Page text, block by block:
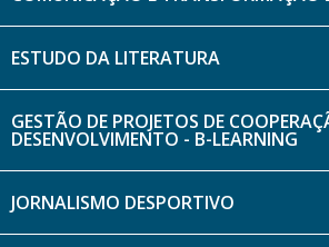
ESTUDO DA LITERATURA
GESTÃO DE PROJETOS DE
DESENVOLVIMENTO - B-LEARNING
JORNALISMO DESPORTIVO